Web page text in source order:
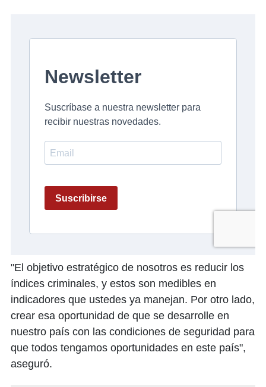
"El objetivo estratégico de nosotros es reducir los
índices criminales, y estos son medibles en
indicadores que ustedes ya manejan. Por otro lado,
crear esa oportunidad de que se desarrolle en
nuestro país con las condiciones de seguridad para
que todos tengamos oportunidades en este país",
aseguró.